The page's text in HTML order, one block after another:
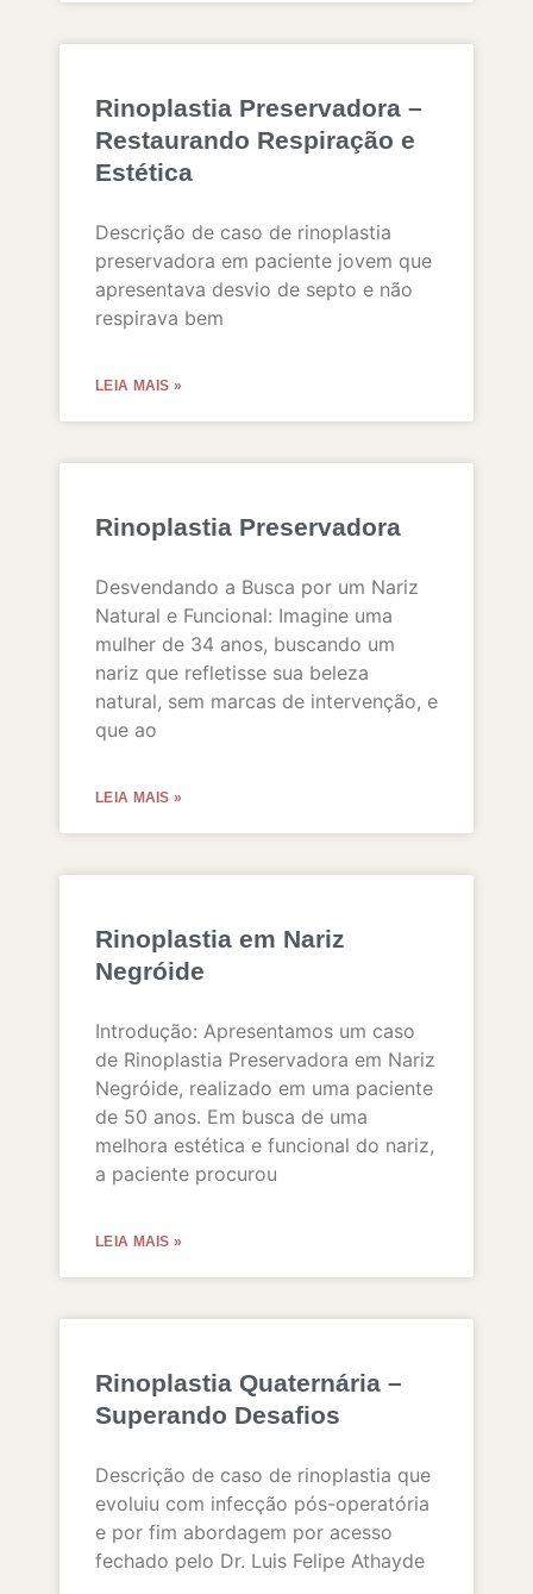
Rinoplastia Preservadora –
Restaurando Respiração e
Estética
Descrição de caso de rinoplastia
preservadora em paciente jovem que
apresentava desvio de septo e não
respirava bem
LEIA MAIS »
Rinoplastia Preservadora
Desvendando a Busca por um Nariz
Natural e Funcional: Imagine uma
mulher de 34 anos, buscando um
nariz que refletisse sua beleza
natural, sem marcas de intervenção, e
que ao
LEIA MAIS »
Rinoplastia em Nariz
Negróide
Introdução: Apresentamos um caso
de Rinoplastia Preservadora em Nariz
Negróide, realizado em uma paciente
de 50 anos. Em busca de uma
melhora estética e funcional do nariz,
a paciente procurou
LEIA MAIS »
Rinoplastia Quaternária –
Superando Desafios
Descrição de caso de rinoplastia que
evoluiu com infecção pós-operatória
e por fim abordagem por acesso
fechado pelo Dr. Luis Felipe Athayde